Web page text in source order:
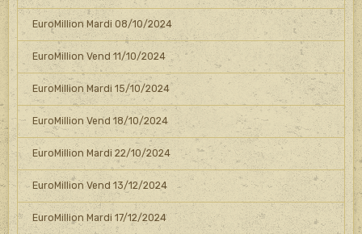
EuroMillion Mardi 08/10/2024
EuroMillion Vend 11/10/2024
EuroMillion Mardi 15/10/2024
EuroMillion Vend 18/10/2024
EuroMillion Mardi 22/10/2024
EuroMillion Vend 13/12/2024
EuroMillion Mardi 17/12/2024